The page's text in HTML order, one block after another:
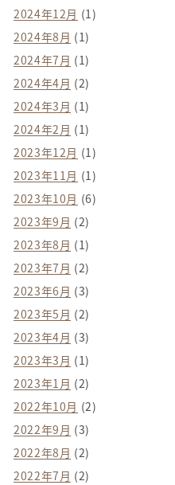
2024年12月 (1)
2024年8月 (1)
2024年7月 (1)
2024年4月 (2)
2024年3月 (1)
2024年2月 (1)
2023年12月 (1)
2023年11月 (1)
2023年10月 (6)
2023年9月 (2)
2023年8月 (1)
2023年7月 (2)
2023年6月 (3)
2023年5月 (2)
2023年4月 (3)
2023年3月 (1)
2023年1月 (2)
2022年10月 (2)
2022年9月 (3)
2022年8月 (2)
2022年7月 (2)